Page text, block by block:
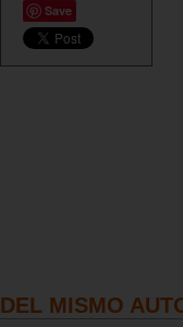
Save
DEL MISMO